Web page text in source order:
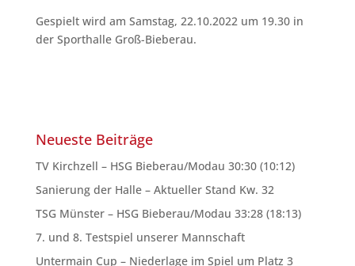
Gespielt wird am Samstag, 22.10.2022 um 19.30 in
der Sporthalle Groß-Bieberau.
Neueste Beiträge
TV Kirchzell – HSG Bieberau/Modau 30:30 (10:12)
Sanierung der Halle – Aktueller Stand Kw. 32
TSG Münster – HSG Bieberau/Modau 33:28 (18:13)
7. und 8. Testspiel unserer Mannschaft
Untermain Cup – Niederlage im Spiel um Platz 3